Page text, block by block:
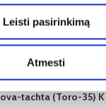
Leisti pasirinkimą
Atmesti
SANDĖLYJE
tachta (Toro-35) K